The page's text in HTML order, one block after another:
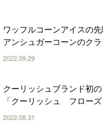
ワッフルコーンアイスの
アンシュガーコーンのク
に潜入してみた
2022.09.29
クーリッシュブランド初
「クーリッシュ フロー
生 開発秘話を担当者に訊
2022.08.31